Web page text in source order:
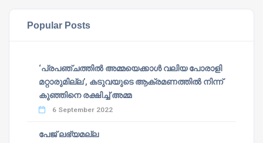
Popular Posts
‘പ്രപഞ്ചത്തില്‍ അമ്മയെക്കാള്‍ വലിയ പോരാളി
മറ്റാരുമില്ല’, കടുവയുടെ ആക്രമണത്തില്‍ നിന്ന്
കുഞ്ഞിനെ രക്ഷിച്ച് അമ്മ
6 September 2022
പേജ് ലഭ്യമല്ല